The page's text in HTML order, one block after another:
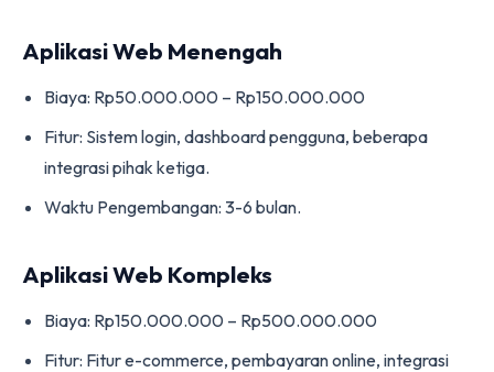
Aplikasi Web Menengah
Biaya: Rp50.000.000 – Rp150.000.000
Fitur: Sistem login, dashboard pengguna, beberapa
integrasi pihak ketiga.
Waktu Pengembangan: 3-6 bulan.
Aplikasi Web Kompleks
Biaya: Rp150.000.000 – Rp500.000.000
Fitur: Fitur e-commerce, pembayaran online, integrasi